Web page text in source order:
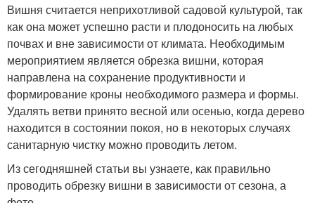
Вишня считается неприхотливой садовой культурой, так
как она может успешно расти и плодоносить на любых
почвах и вне зависимости от климата. Необходимым
мероприятием является обрезка вишни, которая
направлена на сохранение продуктивности и
формирование кроны необходимого размера и формы.
Удалять ветви принято весной или осенью, когда дерево
находится в состоянии покоя, но в некоторых случаях
санитарную чистку можно проводить летом.
Из сегодняшней статьи вы узнаете, как правильно
проводить обрезку вишни в зависимости от сезона, а